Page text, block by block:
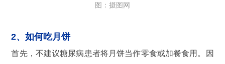
图：摄图网
2、如何吃月饼
首先，不建议糖尿病患者将月饼当作零食或加餐食用。因